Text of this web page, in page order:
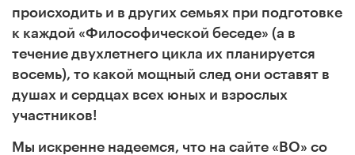
происходить и в других семьях при подготовке
к каждой «Философической беседе» (а в
течение двухлетнего цикла их планируется
восемь), то какой мощный след они оставят в
душах и сердцах всех юных и взрослых
участников!
Мы искренне надеемся, что на сайте «ВО» со